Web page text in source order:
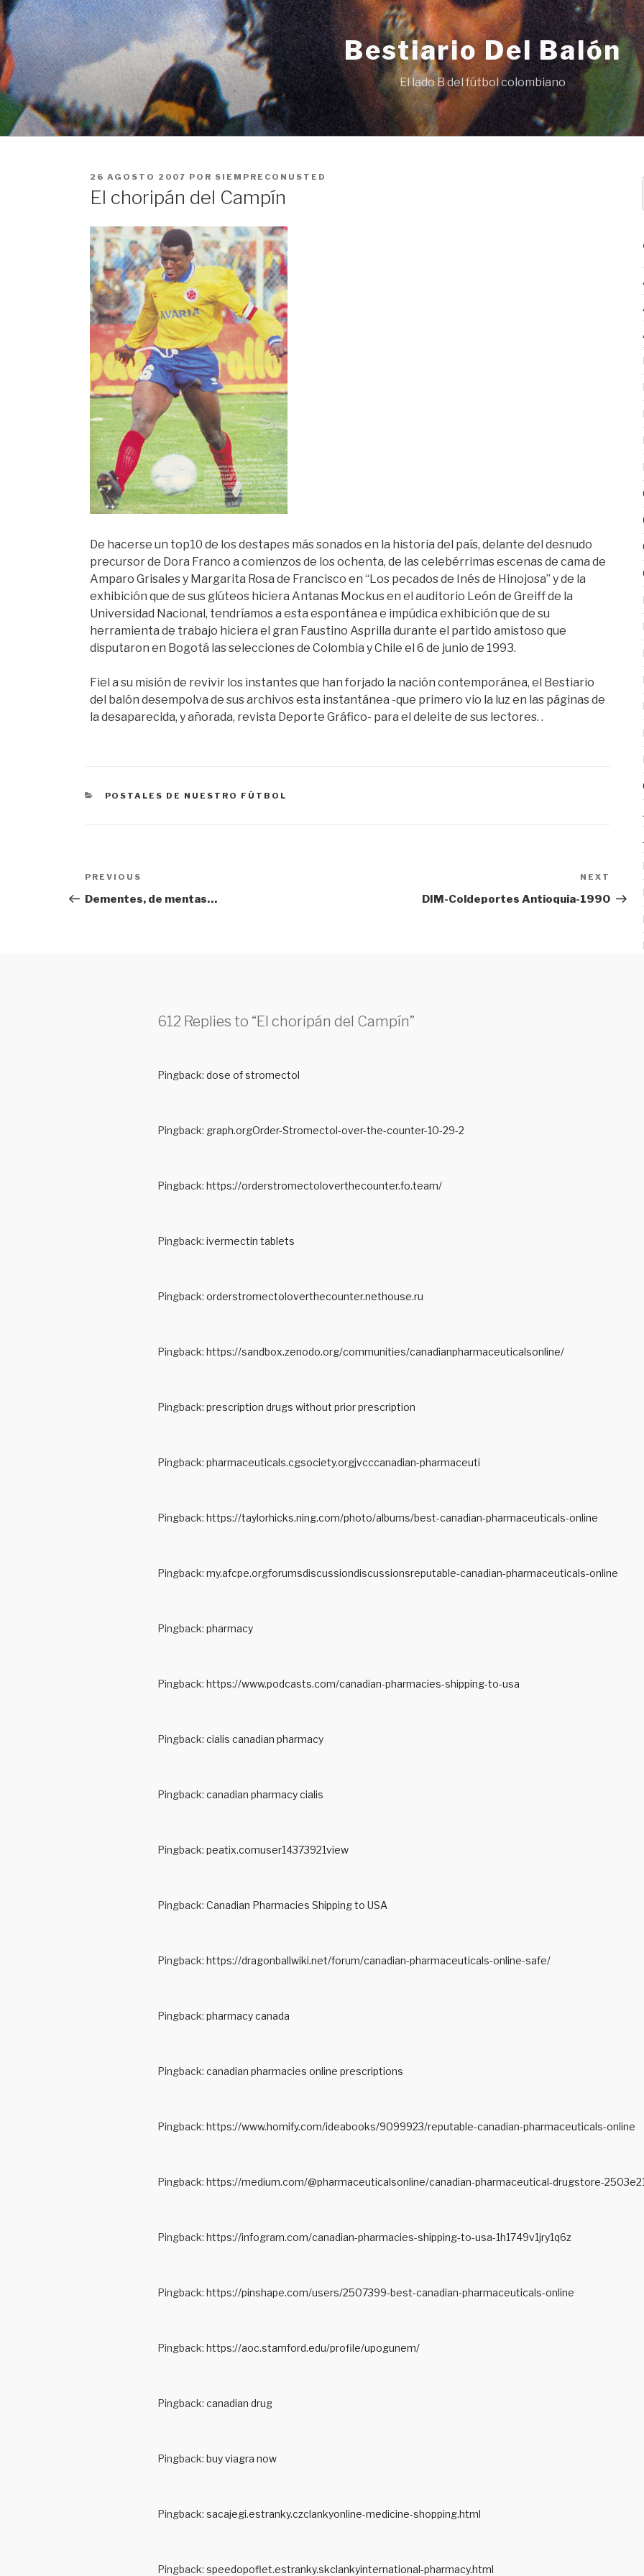
Ir
al
contenido
Bestiario Del Balón
El lado B del fútbol colombiano
PUBLICADO
EN
26 AGOSTO 2007 POR SIEMPRECONUSTED
El choripán del Campín
De hacerse un top10 de los destapes más sonados en la historia del país, delante del desnudo
precursor de Dora Franco a comienzos de los ochenta, de las celebérrimas escenas de cama de
Amparo Grisales y Margarita Rosa de Francisco en “Los pecados de Inés de Hinojosa” y de la
exhibición que de sus glúteos hiciera Antanas Mockus en el auditorio León de Greiff de la
Universidad Nacional, tendríamos a esta espontánea e impúdica exhibición que de su
herramienta de trabajo hiciera el gran Faustino Asprilla durante el partido amistoso que
disputaron en Bogotá las selecciones de Colombia y Chile el 6 de junio de 1993.
Fiel a su misión de revivir los instantes que han forjado la nación contemporánea, el Bestiario
del balón desempolva de sus archivos esta instantánea -que primero vio la luz en las páginas de
la desaparecida, y añorada, revista Deporte Gráfico- para el deleite de sus lectores. .
CATEGORÍAS
POSTALES DE NUESTRO FÚTBOL
Navegación
de
Previous
Post
PREVIOUS
Dementes, de mentas…
Post
NEXT
DIM-Coldeportes Antioquia-1990
612 Replies to “El choripán del Campín”
Pingback:dose of stromectol
Pingback: graph.orgOrder-Stromectol-over-the-counter-10-29-2
Pingback:https://orderstromectoloverthecounter.fo.team/
Pingback:ivermectin tablets
Pingback:orderstromectoloverthecounter.nethouse.ru
Pingback:https://sandbox.zenodo.org/communities/canadianpharmaceuticalsonline/
Pingback:prescription drugs without prior prescription
Pingback:pharmaceuticals.cgsociety.orgjvcccanadian-pharmaceuti
Pingback:https://taylorhicks.ning.com/photo/albums/best-canadian-pharmaceuticals-online
Pingback:my.afcpe.orgforumsdiscussiondiscussionsreputable-canadian-pharmaceuticals-online
Pingback:pharmacy
Pingback:https://www.podcasts.com/canadian-pharmacies-shipping-to-usa
Pingback:cialis canadian pharmacy
Pingback:canadian pharmacy cialis
Pingback:peatix.comuser14373921view
Pingback:Canadian Pharmacies Shipping to USA
Pingback:https://dragonballwiki.net/forum/canadian-pharmaceuticals-online-safe/
Pingback:pharmacy canada
Pingback:canadian pharmacies online prescriptions
Pingback:https://www.homify.com/ideabooks/9099923/reputable-canadian-pharmaceuticals-online
Pingback:https://medium.com/@pharmaceuticalsonline/canadian-pharmaceutical-drugstore-
Pingback:https://infogram.com/canadian-pharmacies-shipping-to-usa-1h1749v1jry1q6z
Pingback:https://pinshape.com/users/2507399-best-canadian-pharmaceuticals-online
Pingback:https://aoc.stamford.edu/profile/upogunem/
Pingback:canadian drug
Pingback:buy viagra now
Pingback:sacajegi.estranky.czclankyonline-medicine-shopping.html
Pingback:speedopoflet.estranky.skclankyinternational-pharmacy.html